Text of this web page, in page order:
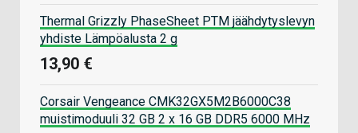
Thermal Grizzly PhaseSheet PTM jäähdytyslevyn
yhdiste Lämpöalusta 2 g
13,90 €
Corsair Vengeance CMK32GX5M2B6000C38
muistimoduuli 32 GB 2 x 16 GB DDR5 6000 MHz